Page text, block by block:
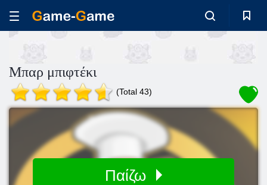
Μπαρ μπιφτέκι
(Total 43)
Παίζω